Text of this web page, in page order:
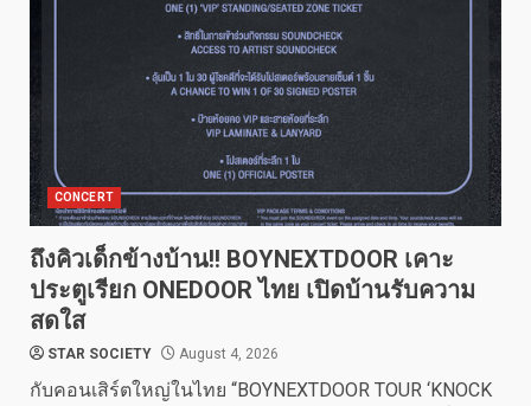
CONCERT
ถึงคิวเด็กข้างบ้าน!! BOYNEXTDOOR เคาะ
ประตูเรียก ONEDOOR ไทย เปิดบ้านรับความ
สดใส
STAR SOCIETY August 4, 2026
กับคอนเสิร์ตใหญ่ในไทย “BOYNEXTDOOR TOUR ‘KNOCK